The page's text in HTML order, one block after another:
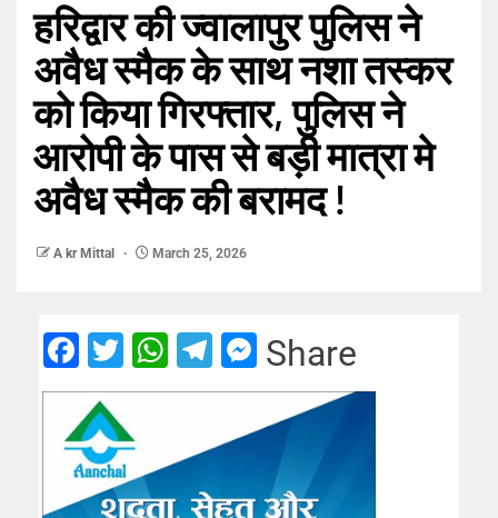
हरिद्वार की ज्वालापुर पुलिस ने
अवैध स्मैक के साथ नशा तस्कर
को किया गिरफ्तार, पुलिस ने
आरोपी के पास से बड़ी मात्रा मे
अवैध स्मैक की बरामद !
A kr Mittal March 25, 2026
Facebook
TwitterWhatsApp
Telegram
Messenger
Share